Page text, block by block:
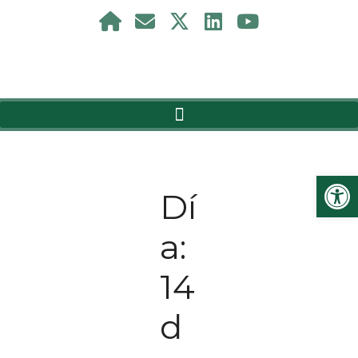
Dí
a:
14
d